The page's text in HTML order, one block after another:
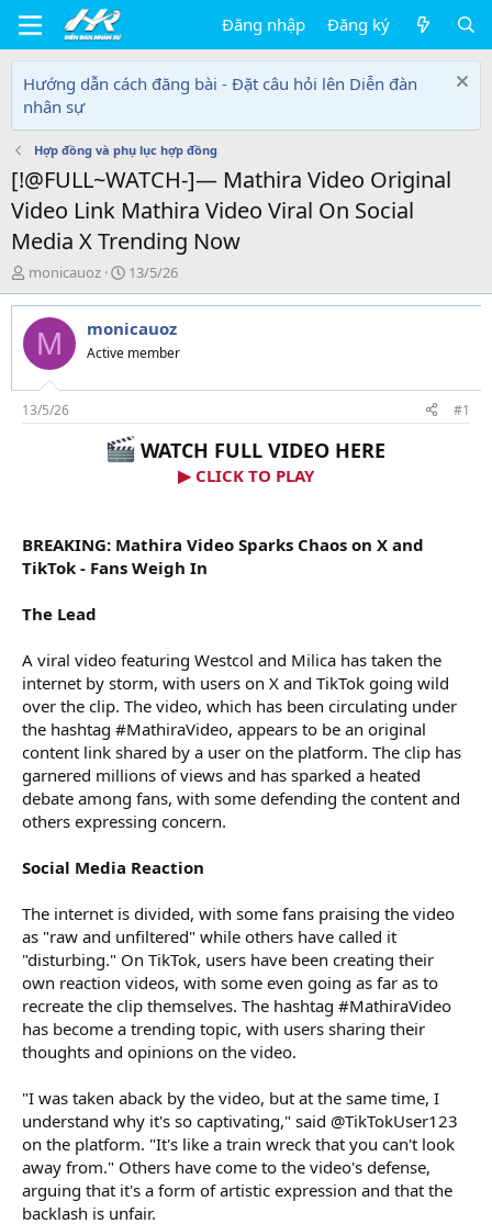
Đăng nhập Đăng ký
Hướng dẫn cách đăng bài - Đặt câu hỏi lên Diễn đàn
nhân sự
Hợp đồng và phụ lục hợp đồng
[!@FULL~WATCH-]— Mathira Video Original
Video Link Mathira Video Viral On Social
Media X Trending Now
T
h
r
e
d
s
t
a
monicauoz
N
g
à
y
g
i
13/5/26
M monicauoz
Active member
13/5/26 #1
WATCH FULL VIDEO HERE
▶ CLICK TO PLAY
BREAKING: Mathira Video Sparks Chaos on X and
TikTok - Fans Weigh In
The Lead
A viral video featuring Westcol and Milica has taken the
internet by storm, with users on X and TikTok going wild
over the clip. The video, which has been circulating under
the hashtag #MathiraVideo, appears to be an original
content link shared by a user on the platform. The clip has
garnered millions of views and has sparked a heated
debate among fans, with some defending the content and
others expressing concern.
Social Media Reaction
The internet is divided, with some fans praising the video
as "raw and unfiltered" while others have called it
"disturbing." On TikTok, users have been creating their
own reaction videos, with some even going as far as to
recreate the clip themselves. The hashtag #MathiraVideo
has become a trending topic, with users sharing their
thoughts and opinions on the video.
"I was taken aback by the video, but at the same time, I
understand why it's so captivating," said @TikTokUser123
on the platform. "It's like a train wreck that you can't look
away from." Others have come to the video's defense,
arguing that it's a form of artistic expression and that the
backlash is unfair.